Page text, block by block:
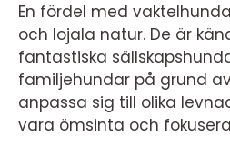
En fördel med
och lojala natur. De är
fantastiska
familjehundar på grund
anpassa sig till olika
vara ömsinta och